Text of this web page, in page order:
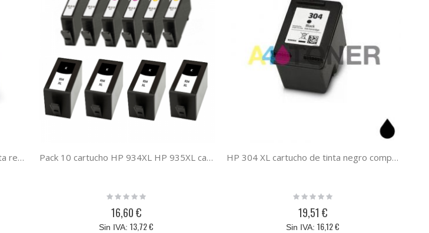
HP 300XL TRI Color Cartucho de tinta reciclado, compatible al cartucho original CC644EE-CC643EE Pack 10 cartucho HP 934XL HP 935XL cartucho de tinta compatible a HP X4E14AE
Rating:
16,60 €
13,72 €
HP 304 XL cartucho de tinta negro compatible
Rating:
19,51 €
16,12 €